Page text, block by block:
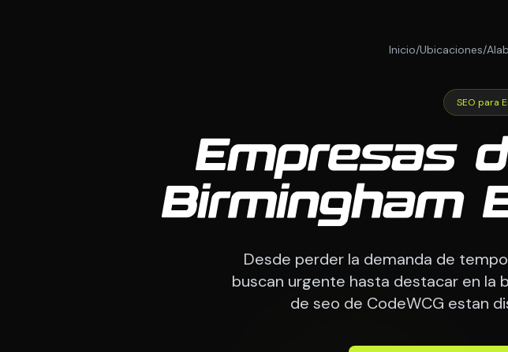
Inicio/Ubicaciones/
SEO para
Empresas
Birmingham
Desde perder la demanda de
buscan urgente hasta destacar en la
de seo de CodeWCG estan